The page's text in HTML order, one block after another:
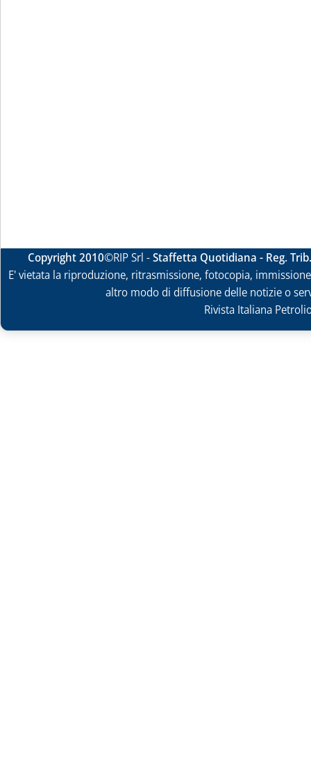
Copyright 2010©RIP Srl -Staffetta Quotidiana - Reg.
E' vietata la riproduzione, ritrasmissione, fotocopia,
altro modo di diffusione delle notizie o
Rivista Italiana